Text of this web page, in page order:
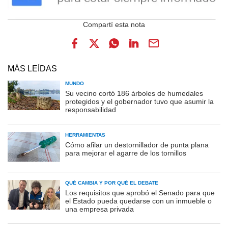
MÁS LEÍDAS
MUNDO
Su vecino cortó 186 árboles de humedales
protegidos y el gobernador tuvo que asumir la
responsabilidad
HERRAMIENTAS
Cómo afilar un destornillador de punta plana
para mejorar el agarre de los tornillos
QUÉ CAMBIA Y POR QUÉ EL DEBATE
Los requisitos que aprobó el Senado para que
el Estado pueda quedarse con un inmueble o
una empresa privada